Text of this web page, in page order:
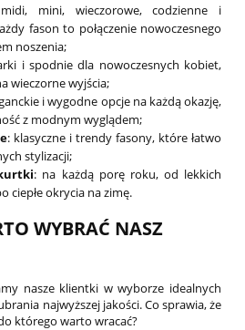
mini, wieczorowe, codzienne i
fason to połączenie nowoczesnego
noszenia;
i spodnie dla nowoczesnych kobiet,
wieczorne wyjścia;
i wygodne opcje na każdą okazję,
z modnym wyglądem;
: klasyczne i trendy fasony, które łatwo
stylizacji;
: na każdą porę roku, od lekkich
ciepłe okrycia na zimę.
WYBRAĆ NASZ
nasze klientki w wyborze idealnych
najwyższej jakości. Co sprawia, że
którego warto wracać?